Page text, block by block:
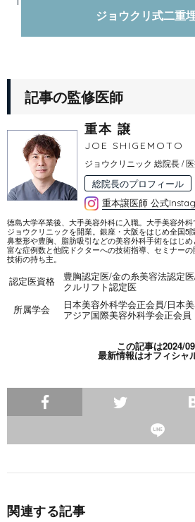
ジョウクリ式二重
記事の監修医師
重本 譲
JOE SHIGEMOTO
ジョウクリニック 総院長 /
総院長のプロフィール
重本譲医師 公式
徳島大学卒業後、大手美容外科に入職。大手美容外
ジョウクリニックを開業。銀座・大阪をはじめ全国5院
鼻整形や豊胸、脂肪吸引などの美容外科手術をはじ
富な症例数と他院ドクターへの技術指導、セミナー
技術の持ち主。
認定医資格 豊胸認定医/金の糸美容法認定医
クルリフト認定医
所属学会
日本美容外科学会正会員/日本
アジア国際美容外科学会正会員
この記事は2024/
最新情報はオフィシャ
関連する記事